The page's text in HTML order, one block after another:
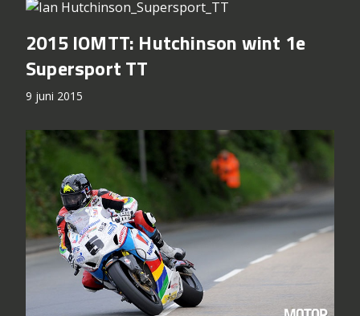
2015 IOMTT: Hutchinson wint 1e
Supersport TT